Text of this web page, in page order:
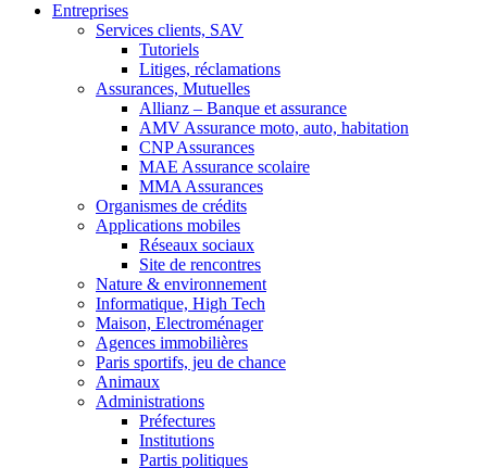
Entreprises
Services clients, SAV
Tutoriels
Litiges, réclamations
Assurances, Mutuelles
Allianz – Banque et assurance
AMV Assurance moto, auto, habitation
CNP Assurances
MAE Assurance scolaire
MMA Assurances
Organismes de crédits
Applications mobiles
Réseaux sociaux
Site de rencontres
Nature & environnement
Informatique, High Tech
Maison, Electroménager
Agences immobilières
Paris sportifs, jeu de chance
Animaux
Administrations
Préfectures
Institutions
Partis politiques